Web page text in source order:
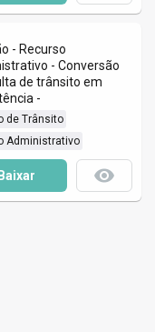
- Recurso
- Conversão
de trânsito em
-
de Trânsito
Administrativo
remove_red_eye